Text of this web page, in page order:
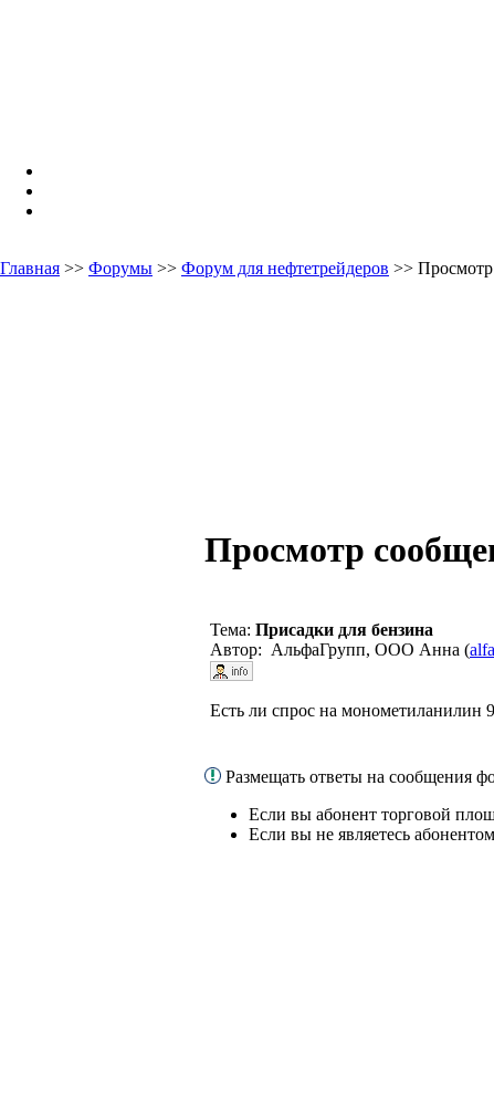
Главная >> Форумы >> Форум для нефтетрейдеров >>
Просмотр
Тема: Присадки для бензина
Автор: АльфаГрупп, ООО Анна (
Есть ли спрос на монометиланилин
Размещать ответы на сообщения
Если вы абонент торговой
Если вы не являетесь